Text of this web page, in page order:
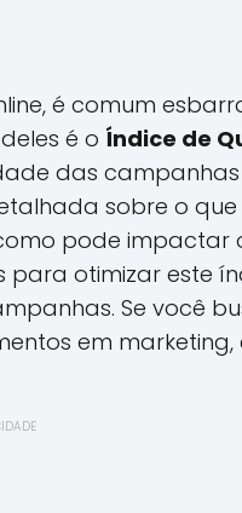
é comum
é o Índice de
das
sobre o que
pode impactar
otimizar este
Se você
em